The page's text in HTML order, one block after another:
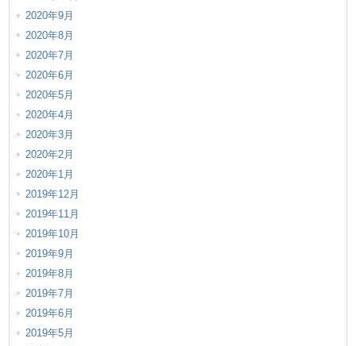
2020年9月
2020年8月
2020年7月
2020年6月
2020年5月
2020年4月
2020年3月
2020年2月
2020年1月
2019年12月
2019年11月
2019年10月
2019年9月
2019年8月
2019年7月
2019年6月
2019年5月